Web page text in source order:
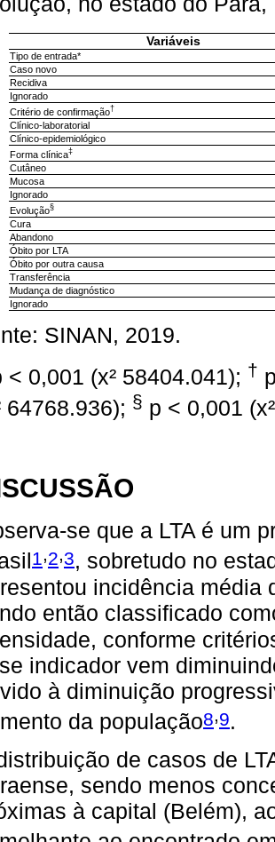
Variáveis
Tipo de entrada*
Caso novo
Recidiva
Ignorado
Critério de confirmação†
Clínico-laboratorial
Clínico-epidemiológico
Forma clínica‡
Cutâneo
Mucosa
Ignorado
Evolução§
Cura
Abandono
Óbito por LTA
Óbito por outra causa
Transferência
Mudança de diagnóstico
Ignorado
SINAN, 2019.
< 0,001 (x² 58404.041); †
64768.936); § p < 0,001
se que a LTA é um
1 ,2,3, sobretudo no
incidência média
então classificado
conforme
indicador vem
à diminuição
da população8,9.
de casos de
sendo menos
à capital (Belém),